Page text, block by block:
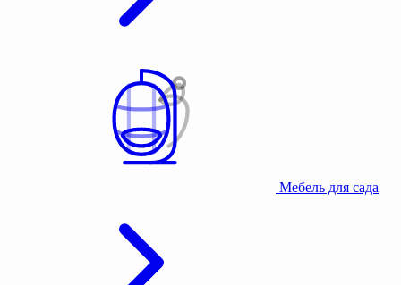
Мебель для сада